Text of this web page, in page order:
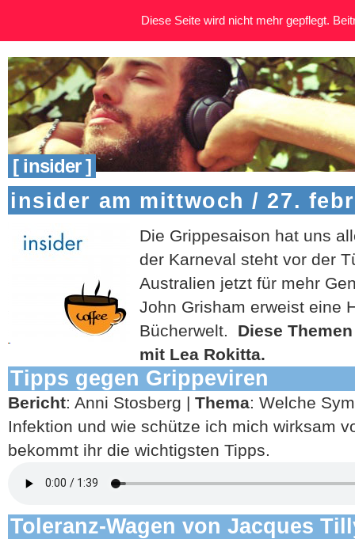
[ insider ]
insider am mittwoch / 27.
Die Grippesaison hat uns
der Karneval steht vor der
Australien jetzt für mehr
John Grisham erweist eine
Bücherwelt. Diese
mit Lea Rokitta.
Tipps gegen Grippeviren
Bericht: Anni Stosberg | Thema: Welche
Infektion und wie schütze ich mich wirksam
bekommt ihr die wichtigsten Tipps.
Toleranz-Wagen von Jacques
Diese Seite wird nicht mehr gepflegt.